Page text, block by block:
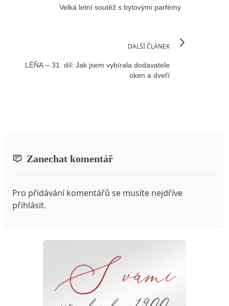
Velká letní soutěž s bytovými parfémy
DALŠÍ ČLÁNEK
LÉŇA – 31. díl: Jak jsem vybírala dodavatele
oken a dveří
Zanechat komentář
Pro přidávání komentářů se musíte nejdříve
přihlásit.